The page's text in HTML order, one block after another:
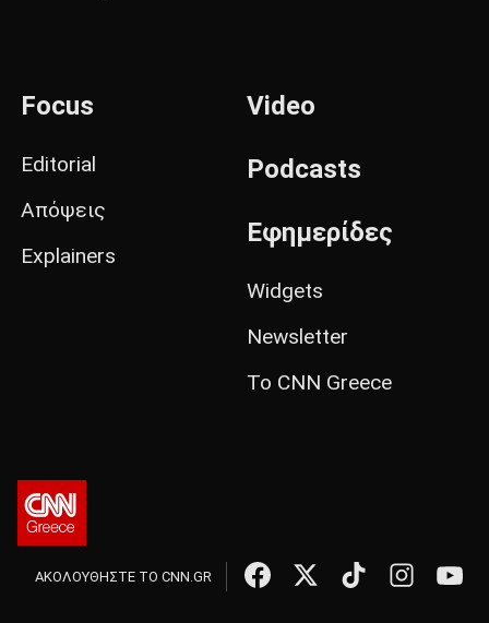
Focus
Editorial
Απόψεις
Explainers
Video
Podcasts
Εφημερίδες
Widgets
Newsletter
Το CNN Greece
ΑΚΟΛΟΥΘΗΣΤΕ ΤΟ CNN.GR